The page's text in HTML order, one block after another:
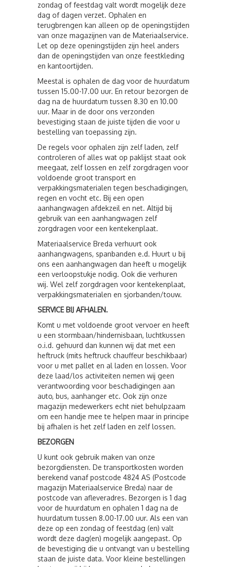
zondag of feestdag valt wordt mogelijk deze
dag of dagen verzet. Ophalen en
terugbrengen kan alleen op de openingstijden
van onze magazijnen van de Materiaalservice.
Let op deze openingstijden zijn heel anders
dan de openingstijden van onze feestkleding
en kantoortijden.
Meestal is ophalen de dag voor de huurdatum
tussen 15.00-17.00 uur. En retour bezorgen de
dag na de huurdatum tussen 8.30 en 10.00
uur. Maar in de door ons verzonden
bevestiging staan de juiste tijden die voor u
bestelling van toepassing zijn.
De regels voor ophalen zijn zelf laden, zelf
controleren of alles wat op paklijst staat ook
meegaat, zelf lossen en zelf zorgdragen voor
voldoende groot transport en
verpakkingsmaterialen tegen beschadigingen,
regen en vocht etc. Bij een open
aanhangwagen afdekzeil en net. Altijd bij
gebruik van een aanhangwagen zelf
zorgdragen voor een kentekenplaat.
Materiaalservice Breda verhuurt ook
aanhangwagens, spanbanden e.d. Huurt u bij
ons een aanhangwagen dan heeft u mogelijk
een verloopstukje nodig. Ook die verhuren
wij. Wel zelf zorgdragen voor kentekenplaat,
verpakkingsmaterialen en sjorbanden/touw.
SERVICE BIJ AFHALEN.
Komt u met voldoende groot vervoer en heeft
u een stormbaan/hindernisbaan, luchtkussen
o.i.d. gehuurd dan kunnen wij dat met een
heftruck (mits heftruck chauffeur beschikbaar)
voor u met pallet en al laden en lossen. Voor
deze laad/los activiteiten nemen wij geen
verantwoording voor beschadigingen aan
auto, bus, aanhanger etc. Ook zijn onze
magazijn medewerkers echt niet behulpzaam
om een handje mee te helpen maar in principe
bij afhalen is het zelf laden en zelf lossen.
BEZORGEN
U kunt ook gebruik maken van onze
bezorgdiensten. De transportkosten worden
berekend vanaf postcode 4824 AS (Postcode
magazijn Materiaalservice Breda) naar de
postcode van afleveradres. Bezorgen is 1 dag
voor de huurdatum en ophalen 1 dag na de
huurdatum tussen 8.00-17.00 uur. Als een van
deze op een zondag of feestdag (en) valt
wordt deze dag(en) mogelijk aangepast. Op
de bevestiging die u ontvangt van u bestelling
staan de juiste data. Voor kleine bestellingen